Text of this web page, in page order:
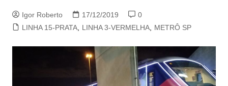
Igor Roberto 17/12/2019
0
LINHA 15-PRATA, LINHA 3-VERMELHA, METRÔ SP